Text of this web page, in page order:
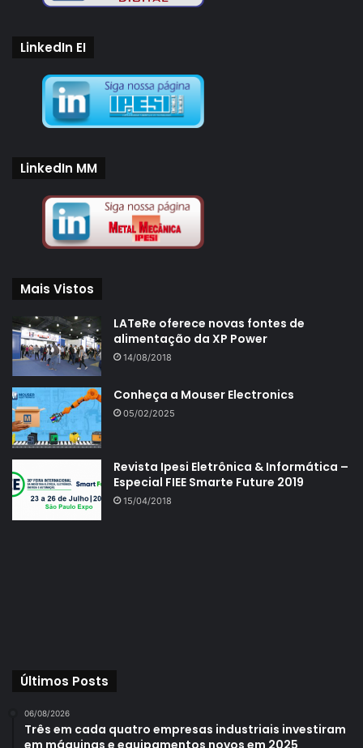
LinkedIn EI
LinkedIn MM
Mais Vistos
LATeRe oferece novas fontes de
alimentação da XP Power
14/08/2018
Conheça a Mouser Electronics
05/02/2025
Revista Ipesi Eletrônica & Informática –
Especial FIEE Smarte Future 2019
15/04/2018
Últimos Posts
06/08/2026
Três em cada quatro empresas industriais investiram
em máquinas e equipamentos novos em 2025